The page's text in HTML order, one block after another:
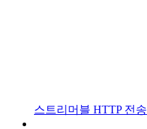
스트리머블 HTTP 전송